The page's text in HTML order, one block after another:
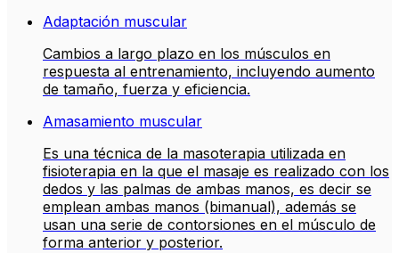
Adaptación muscular
Cambios a largo plazo en los músculos en
respuesta al entrenamiento, incluyendo aumento
de tamaño, fuerza y eficiencia.
Amasamiento muscular
Es una técnica de la masoterapia utilizada en
fisioterapia en la que el masaje es realizado con los
dedos y las palmas de ambas manos, es decir se
emplean ambas manos (bimanual), además se
usan una serie de contorsiones en el músculo de
forma anterior y posterior.